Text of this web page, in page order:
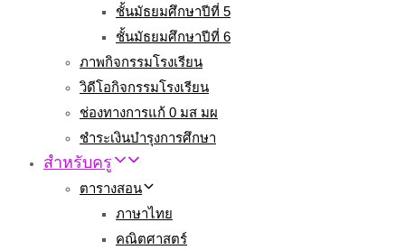
ชั้นมัธยมศึกษาปีที่ 5
ชั้นมัธยมศึกษาปีที่ 6
ภาพกิจกรรมโรงเรียน
วิดีโอกิจกรรมโรงเรียน
ช่องทางการแก้ 0 มส มผ
ชำระเงินบำรุงการศึกษา
สำหรับครู
ตารางสอน
ภาษาไทย
คณิตศาสตร์